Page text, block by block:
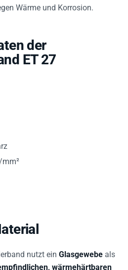
Wärme und Korrosion.
der
ET 27
nutzt ein Glasgewebe als
wärmehärtbaren